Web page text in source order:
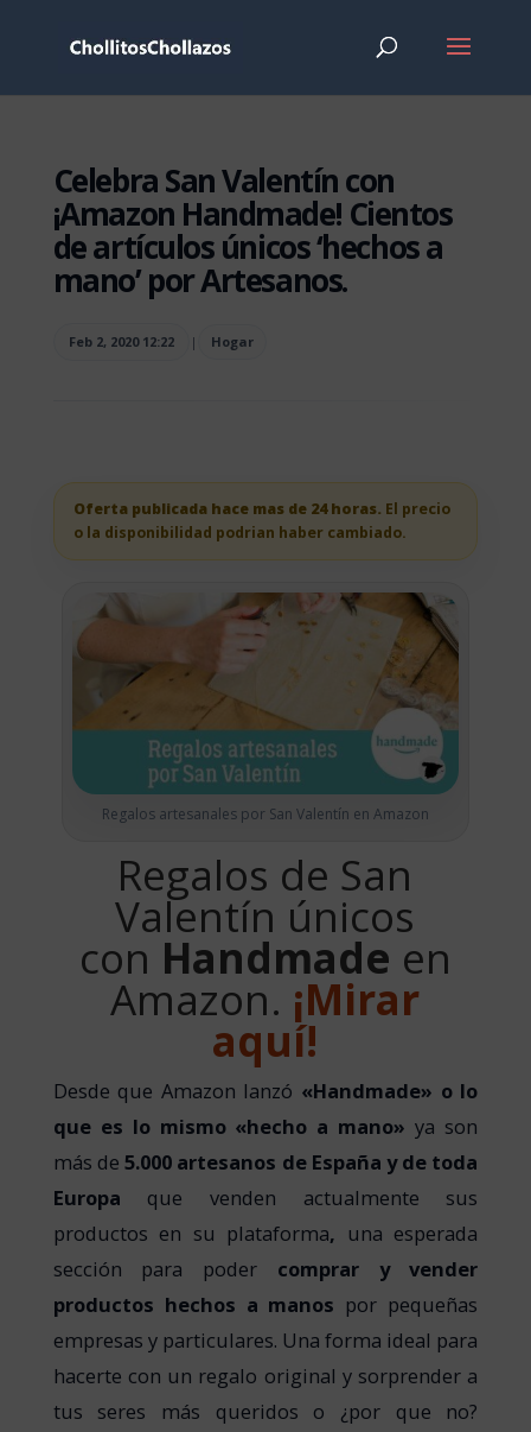
Celebra San Valentín con
¡Amazon Handmade! Cientos
de artículos únicos ‘hechos a
mano’ por Artesanos.
Feb 2, 2020 12:22 | Hogar
Oferta publicada hace mas de 24 horas. El precio
o la disponibilidad podrian haber cambiado.
Regalos artesanales por San Valentín en Amazon
Regalos de San
Valentín únicos
con Handmade en
Amazon. ¡Mirar
aquí!
Desde que Amazon lanzó «Handmade» o lo
que es lo mismo «hecho a mano» ya son
más de5.000 artesanos de España y de toda
Europa que venden actualmente sus
productos en su plataforma, una esperada
sección para poder comprar y vender
productos hechos a manos por pequeñas
empresas y particulares. Una forma ideal para
hacerte con un regalo original y sorprender a
tus seres más queridos o ¿por que no?